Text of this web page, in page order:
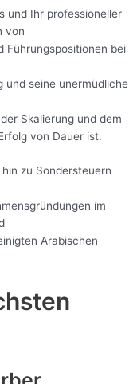
und Ihr professioneller
von
Führungspositionen bei
und seine unermüdliche
Skalierung und dem
von Dauer ist.
zu Sondersteuern
im
Arabischen